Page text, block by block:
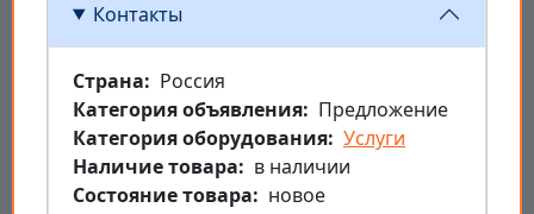
Контакты
Страна
Россия
Категория объявления
Предложение
Категория оборудования Услуги
Наличие товара
в наличии
Состояние товара
новое